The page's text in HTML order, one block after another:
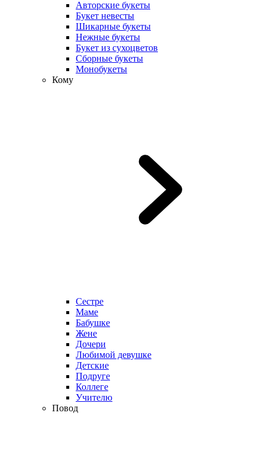
Авторские букеты
Букет невесты
Шикарные букеты
Нежные букеты
Букет из сухоцветов
Сборные букеты
Монобукеты
Кому
Сестре
Маме
Бабушке
Жене
Дочери
Любимой девушке
Детские
Подруге
Коллеге
Учителю
Повод